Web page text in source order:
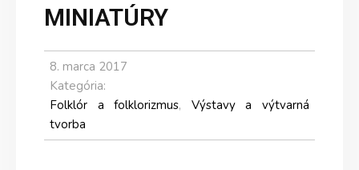
MINIATÚRY
8. marca 2017
Kategória:
Folklór a folklorizmus, Výstavy a výtvarná
tvorba